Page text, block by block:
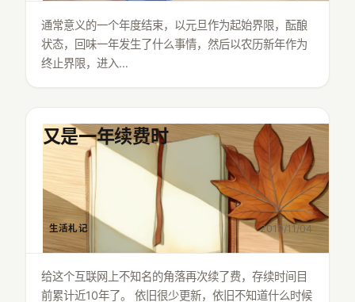
通常意义的一个年度结束，以元旦作为起始界限，酝酿
状态，回味一年发生了什么事情，然后以农历新年作为
终止界限，进入…
又是一年续费时
生活札记 2019/11/04
给这个互联网上不知名的角落再次续了费，存续时间目
前累计近10年了。 依旧很少更新，依旧不知道什么时候